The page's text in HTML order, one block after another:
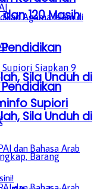
Sila Unduh di
Sila Unduh di
120 Masih
Supiori